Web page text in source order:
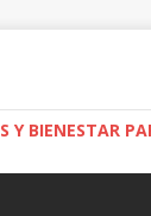
Y BIENESTAR